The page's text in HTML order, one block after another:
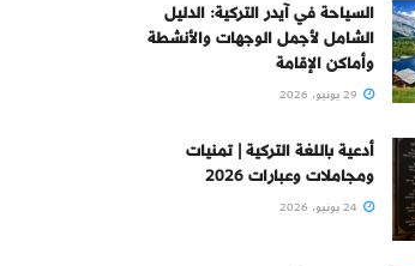
السياحة في آيدر التركية: الدليل
الشامل لأجمل الوجهات والأنشطة
وأماكن الإقامة
أدعية باللغة التركية | تمنيات
ومجاملات وعبارات 2026